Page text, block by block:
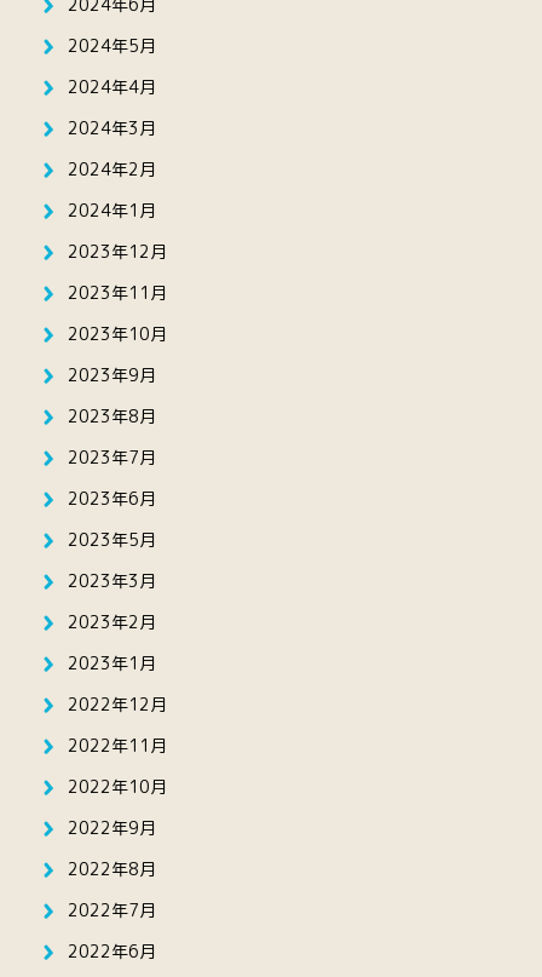
2024年5月
2024年4月
2024年3月
2024年2月
2024年1月
2023年12月
2023年11月
2023年10月
2023年9月
2023年8月
2023年7月
2023年6月
2023年5月
2023年3月
2023年2月
2023年1月
2022年12月
2022年11月
2022年10月
2022年9月
2022年8月
2022年7月
2022年6月